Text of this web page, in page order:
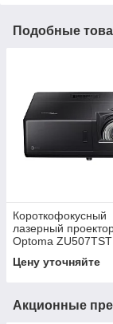
Подобные
Короткофокусный
лазерный
Optoma ZU507TST
Цену уточняйте
Акционные